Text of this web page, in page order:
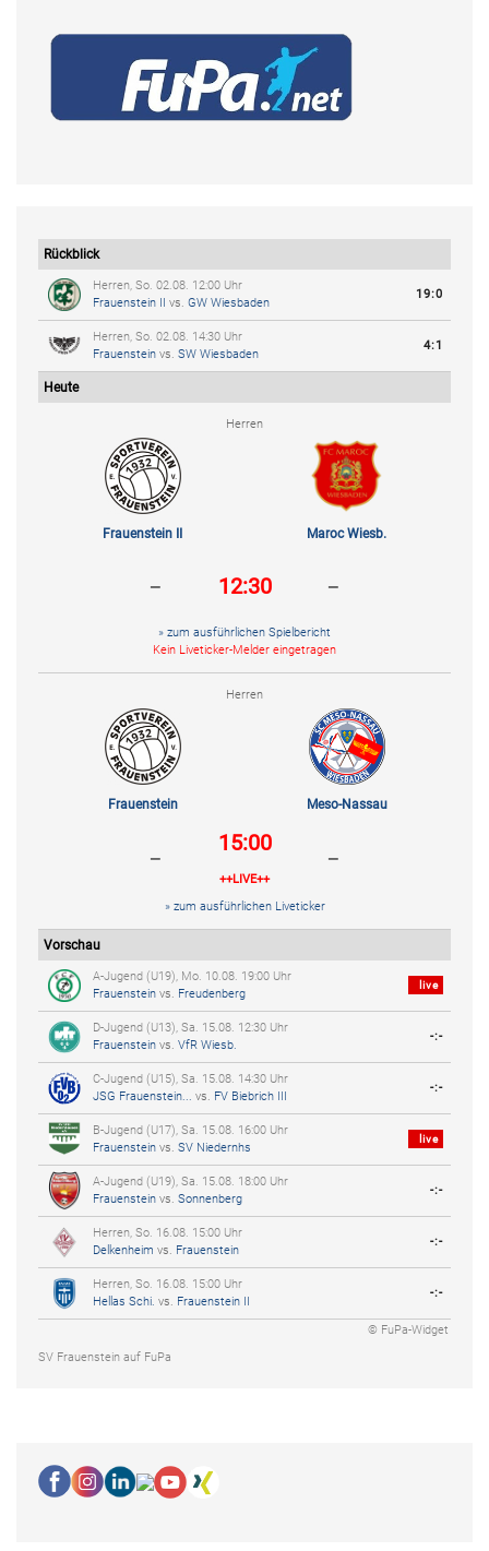
Rückblick
Herren, So. 02.08. 12:00 Uhr
Frauenstein II vs. GW Wiesbaden
19:0
Herren, So. 02.08. 14:30 Uhr
Frauenstein vs. SW Wiesbaden
4:1
Heute
Herren
Frauenstein II Maroc Wiesb.
- 12:30 -
» zum ausführlichen Spielbericht
Kein Liveticker-Melder eingetragen
Herren
Frauenstein Meso-Nassau
- 15:00
++LIVE++ -
» zum ausführlichen Liveticker
Vorschau
A-Jugend (U19), Mo. 10.08. 19:00 Uhr
Frauenstein vs. Freudenberg
live
D-Jugend (U13), Sa. 15.08. 12:30 Uhr
Frauenstein vs. VfR Wiesb.
-:-
C-Jugend (U15), Sa. 15.08. 14:30 Uhr
JSG Frauenstein... vs. FV Biebrich III
-:-
B-Jugend (U17), Sa. 15.08. 16:00 Uhr
Frauenstein vs. SV Niedernhs
live
A-Jugend (U19), Sa. 15.08. 18:00 Uhr
Frauenstein vs. Sonnenberg
-:-
Herren, So. 16.08. 15:00 Uhr
Delkenheim vs. Frauenstein
-:-
Herren, So. 16.08. 15:00 Uhr
Hellas Schi. vs. Frauenstein II
-:-
© FuPa-Widget
SV Frauenstein auf FuPa